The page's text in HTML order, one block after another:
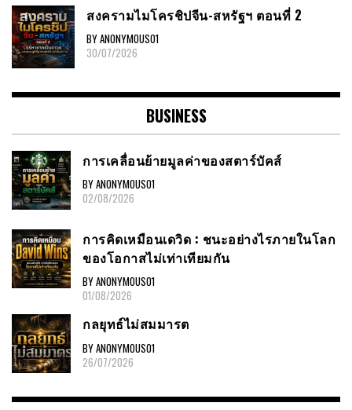
สงครามไมโครชิปจีน-สหรัฐฯ ตอนที่ 2
BY ANONYMOUS01
30/07/2026
BUSINESS
การเคลื่อนย้ายมูลค่าของสตาร์บัคส์
BY ANONYMOUS01
02/08/2026
การคิดเหมือนเดวิด : ชนะอย่างไรภายในโลก
ของโอกาสไม่เท่าเทียมกัน
BY ANONYMOUS01
01/08/2026
กลยุทธ์ไม่สมมารต
BY ANONYMOUS01
26/07/2026